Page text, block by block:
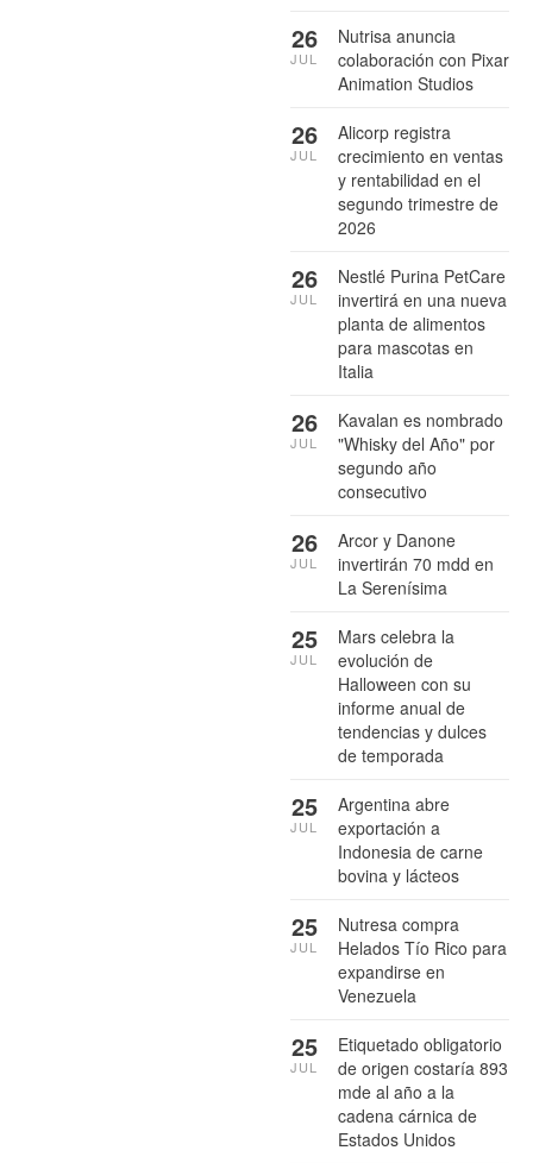
Nutrisa anuncia
colaboración con Pixar
Animation Studios
26
JUL
Alicorp registra
crecimiento en ventas
y rentabilidad en el
segundo trimestre de
2026
26
JUL
Nestlé Purina PetCare
invertirá en una nueva
planta de alimentos
para mascotas en
Italia
26
JUL
Kavalan es nombrado
"Whisky del Año" por
segundo año
consecutivo
26
JUL
Arcor y Danone
invertirán 70 mdd en
La Serenísima
26
JUL
Mars celebra la
evolución de
Halloween con su
informe anual de
tendencias y dulces
de temporada
25
JUL
Argentina abre
exportación a
Indonesia de carne
bovina y lácteos
25
JUL
Nutresa compra
Helados Tío Rico para
expandirse en
Venezuela
25
JUL
Etiquetado obligatorio
de origen costaría 893
mde al año a la
cadena cárnica de
Estados Unidos
25
JUL